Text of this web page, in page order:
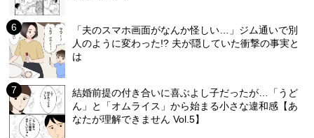
「夫のスマホ画面がなんか怪しい…」ジム通いで別
人のように変わった!? 夫が隠していた衝撃の事実と
は
結婚前提の付き合いに喜ぶよし子だったが…「うど
ん」と「オムライス」から始まる小さな違和感【あ
なたが理解できません Vol.5】